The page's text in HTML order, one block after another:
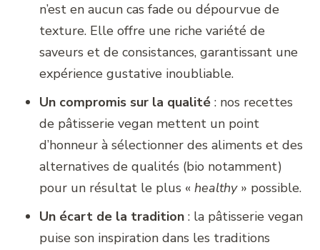
n’est en aucun cas fade ou dépourvue de
texture. Elle offre une riche variété de
saveurs et de consistances, garantissant une
expérience gustative inoubliable.
Un compromis sur la qualité : nos recettes
de pâtisserie vegan mettent un point
d’honneur à sélectionner des aliments et des
alternatives de qualités (bio notamment)
pour un résultat le plus « healthy» possible.
Un écart de la tradition : la pâtisserie vegan
puise son inspiration dans les traditions